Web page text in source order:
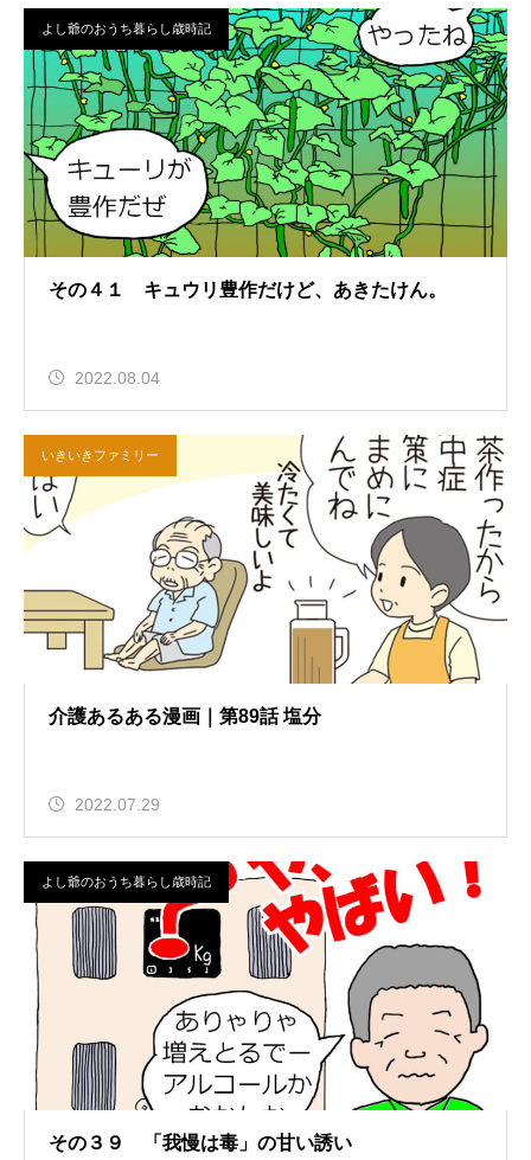
よし爺のおうち暮らし歳時記
その４１ キュウリ豊作だけど、あきたけん。
2022.08.04
いきいきファミリー
介護あるある漫画｜第89話 塩分
2022.07.29
よし爺のおうち暮らし歳時記
その３９ 「我慢は毒」の甘い誘い